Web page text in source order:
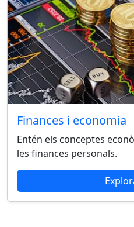
Finances i economia
Entén els conceptes
les finances personals.